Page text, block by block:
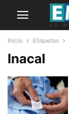
Inicio Etiquetas
Inacal